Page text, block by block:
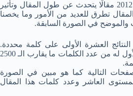
في عام 2012 مقالًا يتحدث عن طول المقال وتأثير
تطرق للعديد من الأمور وما يخصنا
والموضح في الصورة السابقة.
العشرة الأولى على كلمة محددة.
وكان ترتيب المقال الأول له من عدد الكلمات ما يقارب الـ 2500
التالية كما هو مبين في الصورة
العاشر وعدد كلمات هذا المقال